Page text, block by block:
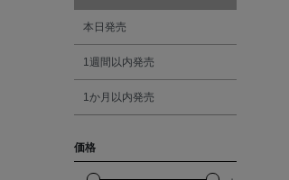
オレンジ
シルバー
本日発売
1週間以内発売
1か月以内発売
価格